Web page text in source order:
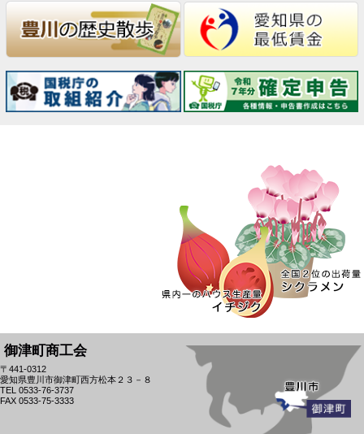
御津町商工会
〒441-0312
愛知県豊川市御津町西方松本２３－８
TEL 0533-76-3737
FAX 0533-75-3333